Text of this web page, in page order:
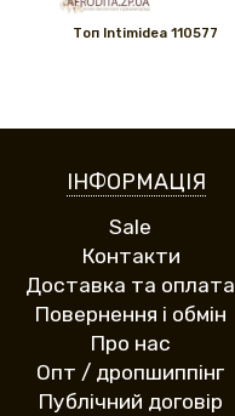
Топ Intimidea 110577
ІНФОРМАЦІЯ
Sale
Контакти
Доставка та оплата
Повернення і обмін
Про нас
Опт / дропшиппінг
Публічний договір